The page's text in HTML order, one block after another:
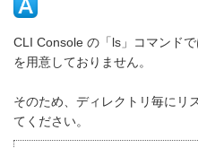
CLI Console の「ls」コマンド
を用意しておりません。
そのため、ディレクトリ毎にリ
てください。